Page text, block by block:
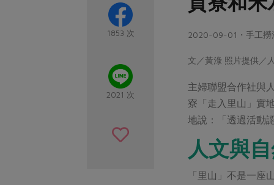
1853 次
2021 次
2020-09-01・手工
文／黃淥 照片提供／
主婦聯盟合作社與
寮「走入里山」實
地說：「透過活動
人文與
「里山」不是一